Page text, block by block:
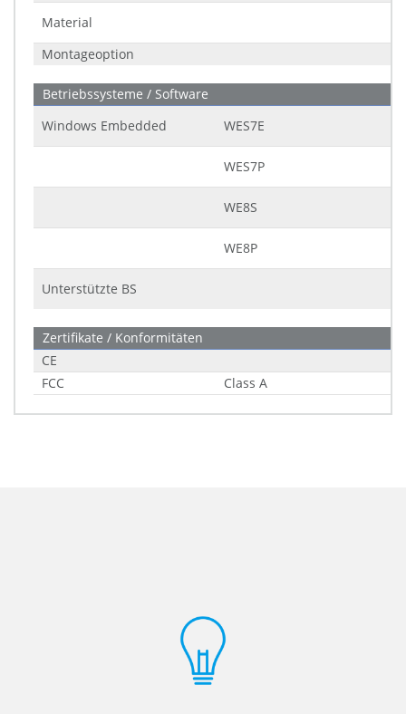
Material
Montageoption
Betriebssysteme / Software
Windows Embedded
WES7E
WES7P
WE8S
WE8P
Unterstützte BS
Zertifikate / Konformitäten
CE
FCC
Class A